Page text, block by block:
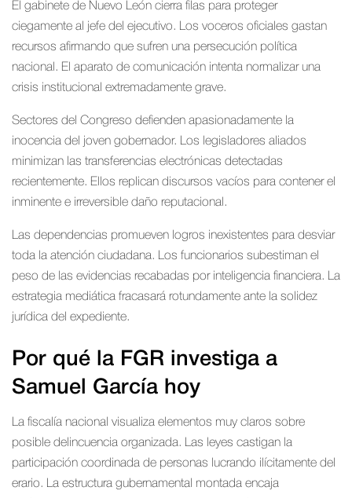
El gabinete de Nuevo León cierra filas para proteger
ciegamente al jefe del ejecutivo. Los voceros oficiales gastan
recursos afirmando que sufren una persecución política
nacional. El aparato de comunicación intenta normalizar una
crisis institucional extremadamente grave.
Sectores del Congreso defienden apasionadamente la
inocencia del joven gobernador. Los legisladores aliados
minimizan las transferencias electrónicas detectadas
recientemente. Ellos replican discursos vacíos para contener el
inminente e irreversible daño reputacional.
Las dependencias promueven logros inexistentes para desviar
toda la atención ciudadana. Los funcionarios subestiman el
peso de las evidencias recabadas por inteligencia financiera. La
estrategia mediática fracasará rotundamente ante la solidez
jurídica del expediente.
Por qué la FGR investiga a
Samuel García hoy
La fiscalía nacional visualiza elementos muy claros sobre
posible delincuencia organizada. Las leyes castigan la
participación coordinada de personas lucrando ilícitamente del
erario. La estructura gubernamental montada encaja